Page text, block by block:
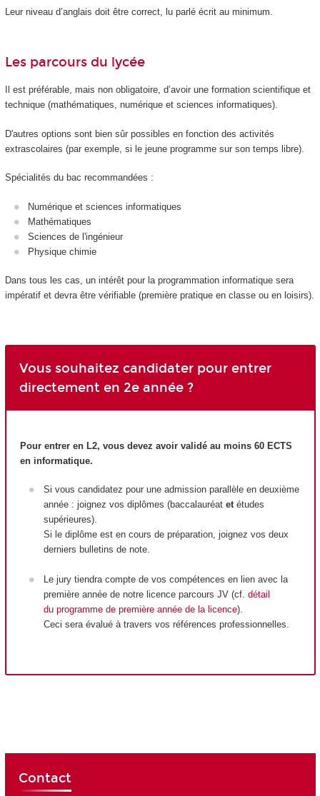
Leur niveau d’anglais doit être correct, lu parlé écrit au minimum.
Les parcours du lycée
Il est préférable, mais non obligatoire, d’avoir une formation scientifique et
technique (mathématiques, numérique et sciences informatiques).
D'autres options sont bien sûr possibles en fonction des activités
extrascolaires (par exemple, si le jeune programme sur son temps libre).
Spécialités du bac recommandées :
Numérique et sciences informatiques
Mathématiques
Sciences de l'ingénieur
Physique chimie
Dans tous les cas, un intérêt pour la programmation informatique sera
impératif et devra être vérifiable (première pratique en classe ou en loisirs).
Vous souhaitez candidater pour entrer
directement en 2e année ?
Pour entrer en L2, vous devez avoir validé au moins 60 ECTS
en informatique.
Si vous candidatez pour une admission parallèle en deuxième
année : joignez vos diplômes (baccalauréat etétudes
supérieures).
Si le diplôme est en cours de préparation, joignez vos deux
derniers bulletins de note.
Le jury tiendra compte de vos compétences en lien avec la
première année de notre licence parcours JV (cf. détail
du programme de première année de la licence).
Ceci sera évalué à travers vos références professionnelles.
Contact